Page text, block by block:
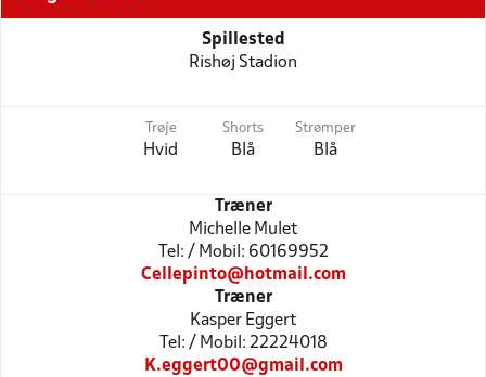
Spillested
Rishøj Stadion
Trøje
Hvid
Shorts
Blå
Strømper
Blå
Træner
Michelle Mulet
Tel: / Mobil: 60169952
Cellepinto@hotmail.com
Træner
Kasper Eggert
Tel: / Mobil: 22224018
K.eggert00@gmail.com